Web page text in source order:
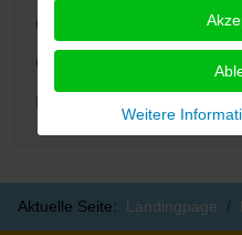
Gabelzinken
Gabelzinken FEM
Kranausleger
Aktuelle Seite: Landingpage
Weitere